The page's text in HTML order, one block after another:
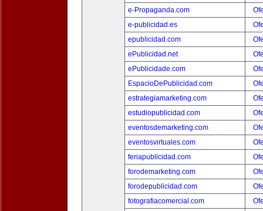
e-Propaganda.com
e-publicidad.es
epublicidad.com
ePublicidad.net
ePublicidade.com
EspacioDePublicidad.com
estrategiamarketing.com
estudiopublicidad.com
eventosdemarketing.com
eventosvirtuales.com
feriapublicidad.com
forodemarketing.com
forodepublicidad.com
fotografiacomercial.com